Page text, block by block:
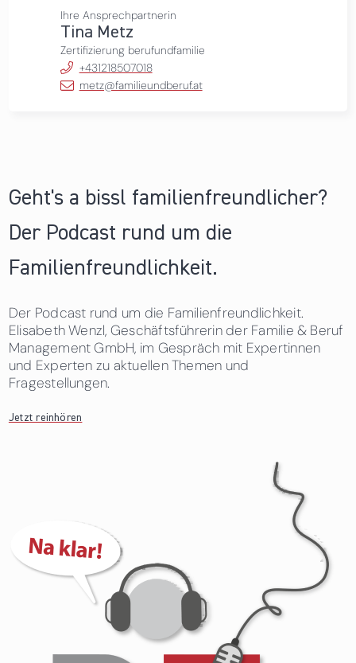
Ihre Ansprechpartnerin
Tina Metz
Zertifizierung berufundfamilie
+431218507018
metz@familieundberuf.at
Geht's a bissl familienfreundlicher?
Der Podcast rund um die
Familienfreundlichkeit.
Der Podcast rund um die Familienfreundlichkeit.
Elisabeth Wenzl, Geschäftsführerin der Familie & Beruf
Management GmbH, im Gespräch mit Expertinnen
und Experten zu aktuellen Themen und
Fragestellungen.
Jetzt reinhören